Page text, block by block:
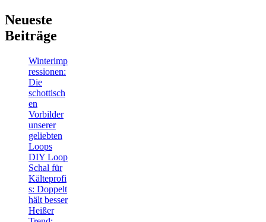
Neueste
Beiträge
Winterimp
ressionen:
Die
schottisch
en
Vorbilder
unserer
geliebten
Loops
DIY Loop
Schal für
Kälteprofi
s: Doppelt
hält besser
Heißer